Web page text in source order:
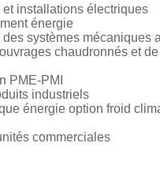
installations électriques
énergie
systèmes mécaniques
chaudronnés et
PME-PMI
industriels
énergie option froid
commerciales